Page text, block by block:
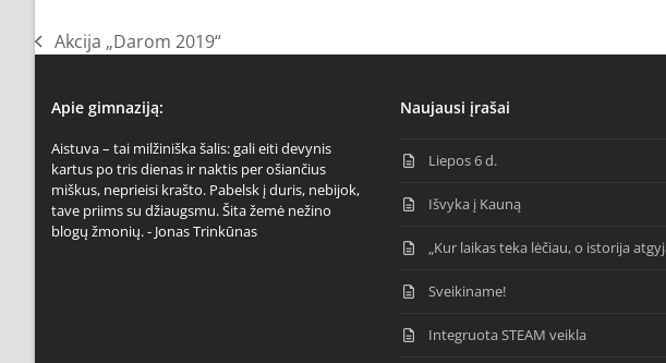
previous
Akcija „Darom 2019“
Apie gimnaziją:
Aistuva – tai milžiniška šalis: gali eiti devynis
kartus po tris dienas ir naktis per ošiančius
miškus, neprieisi krašto. Pabelsk į duris, nebijok,
tave priims su džiaugsmu. Šita žemė nežino
blogų žmonių. - Jonas Trinkūnas
Naujausi įrašai
Liepos 6 d.
Išvyka į Kauną
„Kur laikas teka lėčiau, o istorija
Sveikiname!
Integruota STEAM veikla